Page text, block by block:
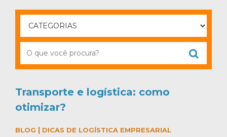
Transporte e logística: como
otimizar?
BLOG | DICAS DE LOGÍSTICA EMPRESARIAL